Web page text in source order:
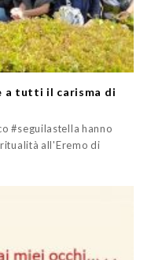
a tutti il carisma di
#seguilastella hanno
all'Eremo di